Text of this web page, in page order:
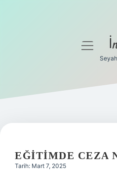
Gizlilik Politikası
Yasal Uyarı
menüyü
EĞITIMDE CEZA
Tarih: Mart 7, 2025